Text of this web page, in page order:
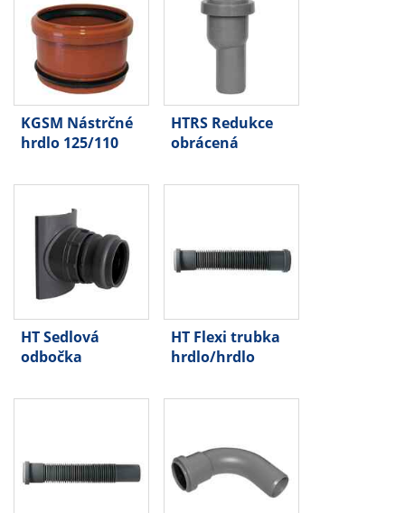
KGSM Nástrčné
hrdlo 125/110
HTRS Redukce
obrácená
HT Sedlová
odbočka
HT Flexi trubka
hrdlo/hrdlo